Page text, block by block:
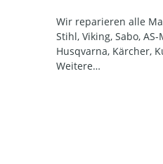
Wir reparieren alle
Stihl, Viking, Sabo,
Husqvarna, Kärcher,
Weitere…